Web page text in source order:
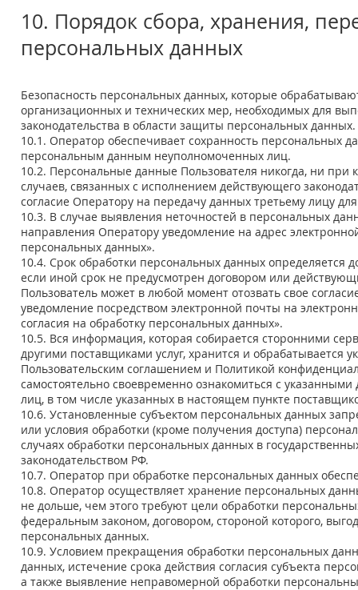
10. Порядок сбора, хранения,
персональных данных
Безопасность персональных данных, которые
организационных и технических мер, необходимых для
законодательства в области защиты персональных данных.
10.1. Оператор обеспечивает сохранность
персональным данным неуполномоченных лиц.
10.2. Персональные данные Пользователя никогда, ни при
случаев, связанных с исполнением действующего
согласие Оператору на передачу данных третьему лицу
10.3. В случае выявления неточностей в персональных
направления Оператору уведомление на адрес
персональных данных».
10.4. Срок обработки персональных данных
если иной срок не предусмотрен договором или
Пользователь может в любой момент отозвать свое
уведомление посредством электронной почты на
согласия на обработку персональных данных».
10.5. Вся информация, которая собирается сторонними
другими поставщиками услуг, хранится и обрабатывается
Пользовательским соглашением и Политикой
самостоятельно своевременно ознакомиться с
лиц, в том числе указанных в настоящем пункте
10.6. Установленные субъектом персональных данных
или условия обработки (кроме получения доступа)
случаях обработки персональных данных в
законодательством РФ.
10.7. Оператор при обработке персональных данных
10.8. Оператор осуществляет хранение персональных
не дольше, чем этого требуют цели обработки
федеральным законом, договором, стороной которого,
персональных данных.
10.9. Условием прекращения обработки персональных
данных, истечение срока действия согласия субъекта
а также выявление неправомерной обработки